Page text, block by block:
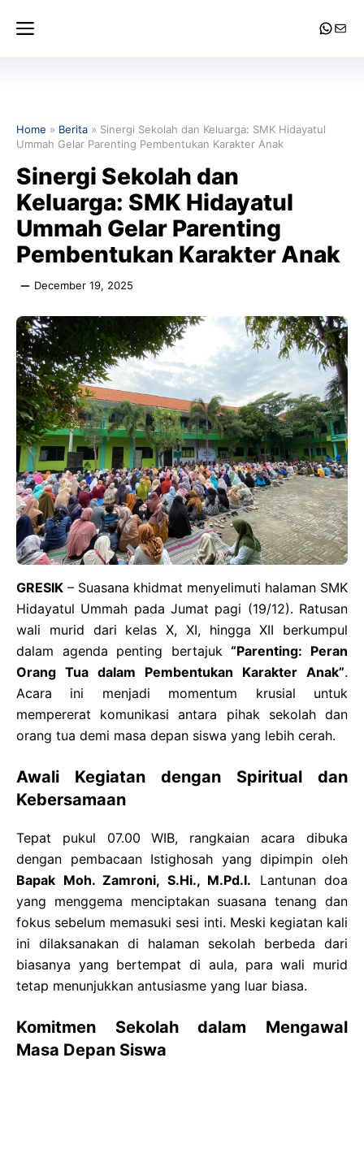
Menu Mail
Home » Berita » Sinergi Sekolah dan Keluarga: SMK Hidayatul
Ummah Gelar Parenting Pembentukan Karakter Anak
Sinergi Sekolah dan
Keluarga: SMK Hidayatul
Ummah Gelar Parenting
Pembentukan Karakter Anak
December 19, 2025
GRESIK – Suasana khidmat menyelimuti halaman SMK
Hidayatul Ummah pada Jumat pagi (19/12). Ratusan
wali murid dari kelas X, XI, hingga XII berkumpul
dalam agenda penting bertajuk“Parenting: Peran
Orang Tua dalam Pembentukan Karakter Anak”.
Acara ini menjadi momentum krusial untuk
mempererat komunikasi antara pihak sekolah dan
orang tua demi masa depan siswa yang lebih cerah.
Awali Kegiatan dengan Spiritual dan
Kebersamaan
Tepat pukul 07.00 WIB, rangkaian acara dibuka
dengan pembacaan Istighosah yang dipimpin oleh
Bapak Moh. Zamroni, S.Hi., M.Pd.I. Lantunan doa
yang menggema menciptakan suasana tenang dan
fokus sebelum memasuki sesi inti. Meski kegiatan kali
ini dilaksanakan di halaman sekolah berbeda dari
biasanya yang bertempat di aula, para wali murid
tetap menunjukkan antusiasme yang luar biasa.
Komitmen Sekolah dalam Mengawal
Masa Depan Siswa